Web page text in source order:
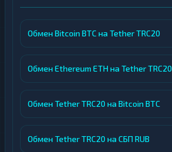
Обмен Bitcoin BTC на Tether TRC20
Обмен Ethereum ETH на Tether TRC20
Обмен Tether TRC20 на Bitcoin BTC
Обмен Tether TRC20 на СБП RUB